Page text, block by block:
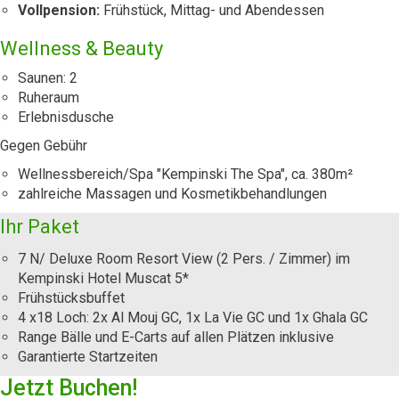
Vollpension: Frühstück, Mittag- und Abendessen
Wellness & Beauty
Saunen: 2
Ruheraum
Erlebnisdusche
Gegen Gebühr
Wellnessbereich/Spa "Kempinski The Spa", ca. 380m²
zahlreiche Massagen und Kosmetikbehandlungen
Ihr Paket
7 N/ Deluxe Room Resort View (2 Pers. / Zimmer) im
Kempinski Hotel Muscat 5*
Frühstücksbuffet
4 x18 Loch: 2x Al Mouj GC, 1x La Vie GC und 1x Ghala GC
Range Bälle und E-Carts auf allen Plätzen inklusive
Garantierte Startzeiten
Jetzt Buchen!